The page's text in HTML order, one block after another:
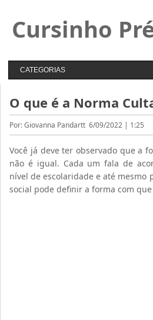
Cursinho
O que é a Norma
Por: Giovanna Pandartt 6/09/2022 | 1:25
Você já deve ter observado que a
não é igual. Cada um fala de
nível de escolaridade e até mesmo
social pode definir a forma com